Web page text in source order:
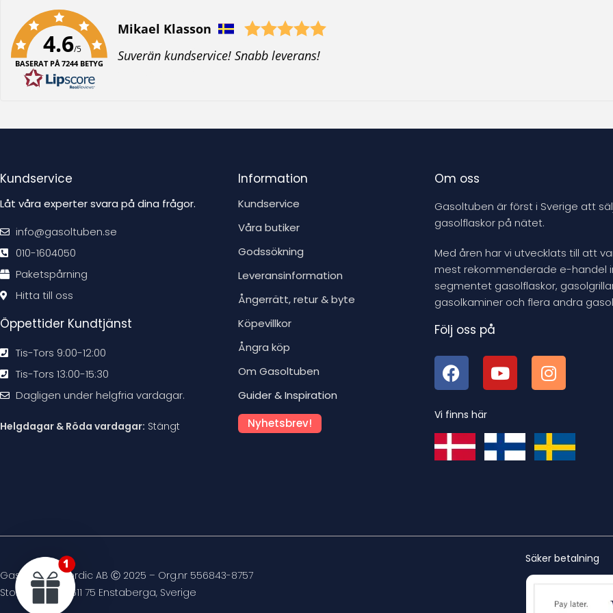
4.6/5
BASERAT PÅ 7244 BETYG
Författare:
Mikael Klasson
T
Suverän kundservice! Snabb leverans!
Kundservice
Låt våra experter svara på dina frågor.
info@gasoltuben.se
010-1604050
Paketspårning
Hitta till oss
Öppettider Kundtjänst
Tis-Tors 9:00-12:00
Tis-Tors 13:00-15:30
Dagligen under helgfria vardagar.
Helgdagar & Röda vardagar: Stängt
Information
Kundservice
Våra butiker
Godssökning
Leveransinformation
Ångerrätt, retur & byte
Köpevillkor
Ångra köp
Om Gasoltuben
Guider & Inspiration
Nyhetsbrev!
Om oss
Gasoltuben är först i Sverige att
gasolflaskor på nätet.
Med åren har vi utvecklats till att
mest rekommenderade e-handel
segmentet gasolflaskor,
gasolkaminer och flera andra
Följ oss på
Vi finns här
Gasoltuben Nordic AB Ⓒ 2025 – Org.nr 556843-8757
Stockvägen 4, 611 75 Enstaberga, Sverige
Säker betalning